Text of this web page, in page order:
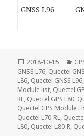
GNSS L96
Posted
on
2018-10-15
GNSS L76, Quectel
L86, Quectel GNSS L96,
Module list, Quectel
RL, Quectel GPS L80,
Quectel GPS Module
Quectel L70-RL,
L80, Quectel L80-R,